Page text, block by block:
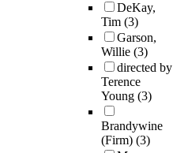
DeKay,
Tim (3)
Garson,
Willie (3)
directed by
Terence
Young (3)
Brandywine
(Firm) (3)